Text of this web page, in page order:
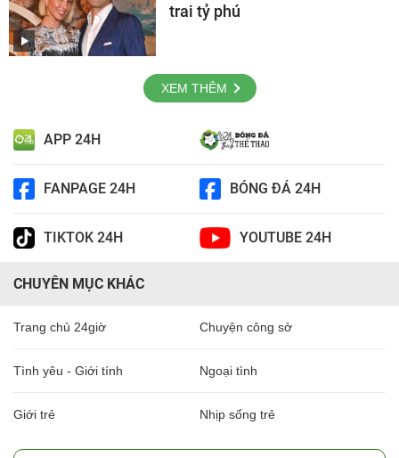
trai tỷ phú
XEM THÊM
APP 24H
FANPAGE 24H BÓNG ĐÁ 24H
TIKTOK 24H YOUTUBE 24H
CHUYÊN MỤC KHÁC
Trang chủ 24giờ Chuyện công sở
Tình yêu - Giới tính Ngoại tình
Giới trẻ Nhịp sống trẻ